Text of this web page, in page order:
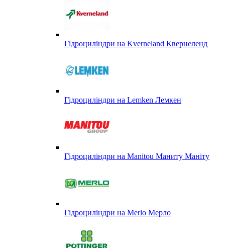
Гідроциліндри на Kverneland Квернеленд
Гідроциліндри на Lemken Лемкен
Гідроциліндри на Manitou Маниту Маніту
Гідроциліндри на Merlo Мерло